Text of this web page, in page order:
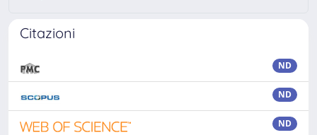
Citazioni
ND
ND
ND